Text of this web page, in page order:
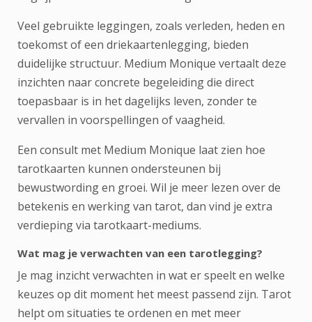
Veel gebruikte leggingen, zoals verleden, heden en
toekomst of een driekaartenlegging, bieden
duidelijke structuur. Medium Monique vertaalt deze
inzichten naar concrete begeleiding die direct
toepasbaar is in het dagelijks leven, zonder te
vervallen in voorspellingen of vaagheid.
Een consult met Medium Monique laat zien hoe
tarotkaarten kunnen ondersteunen bij
bewustwording en groei. Wil je meer lezen over de
betekenis en werking van tarot, dan vind je extra
verdieping via tarotkaart-mediums.
Wat mag je verwachten van een tarotlegging?
Je mag inzicht verwachten in wat er speelt en welke
keuzes op dit moment het meest passend zijn. Tarot
helpt om situaties te ordenen en met meer